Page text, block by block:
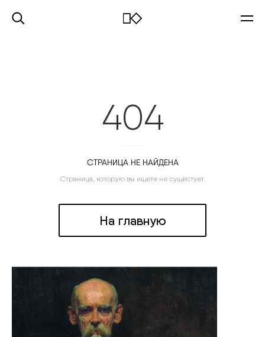
404
СТРАНИЦА НЕ НАЙДЕНА
Страница, которую вы ищете не сущестует.
На главную